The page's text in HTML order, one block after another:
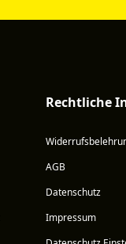
Rechtliche
AGB
Datenschutz
Impressum